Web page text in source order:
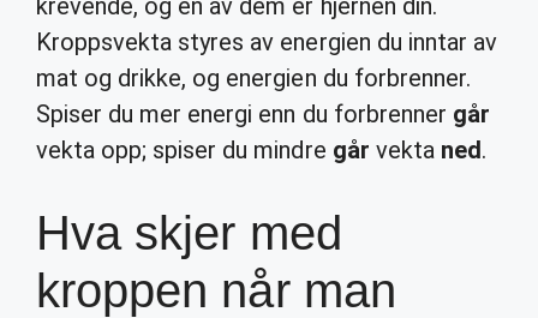
krevende, og en av dem er hjernen din.
Kroppsvekta styres av energien du inntar av
mat og drikke, og energien du forbrenner.
Spiser du mer energi enn du forbrenner går
vekta opp; spiser du mindre går vekta ned.
Hva skjer med
kroppen når man